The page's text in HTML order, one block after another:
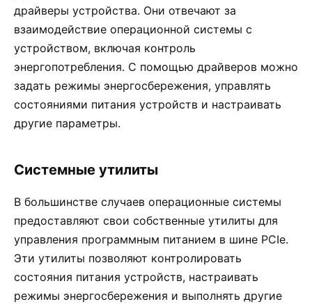
драйверы устройства. Они отвечают за
взаимодействие операционной системы с
устройством, включая контроль
энергопотребления. С помощью драйверов можно
задать режимы энергосбережения, управлять
состояниями питания устройств и настраивать
другие параметры.
Системные утилиты
В большинстве случаев операционные системы
предоставляют свои собственные утилиты для
управления программным питанием в шине PCIe.
Эти утилиты позволяют контролировать
состояния питания устройств, настраивать
режимы энергосбережения и выполнять другие